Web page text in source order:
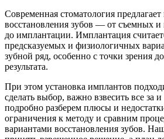
Современная стоматология предлагает
восстановления зубов — от съемных и
до имплантации. Имплантация
предсказуемых и физиологичных
зубной ряд, особенно с точки зрения
результата.
При этом установка имплантов
сделать выбор, важно взвесить все за
подробно разберем плюсы и
ограничения к методу и сравним
вариантами восстановления зубов.